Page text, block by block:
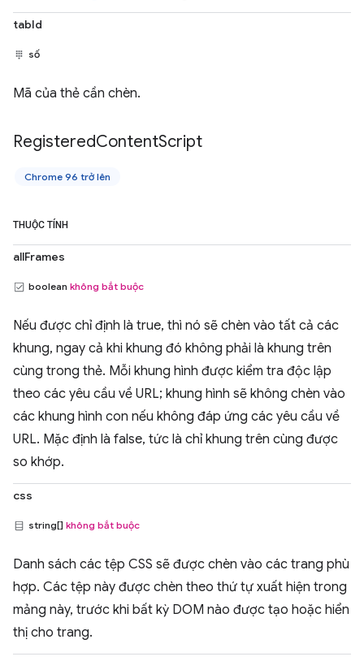
tabId
số
Mã của thẻ cần chèn.
RegisteredContentScript
Chrome 96 trở lên
THUỘC TÍNH
allFrames
boolean không bắt buộc
Nếu được chỉ định là true, thì nó sẽ chèn vào tất cả các
khung, ngay cả khi khung đó không phải là khung trên
cùng trong thẻ. Mỗi khung hình được kiểm tra độc lập
theo các yêu cầu về URL; khung hình sẽ không chèn vào
các khung hình con nếu không đáp ứng các yêu cầu về
URL. Mặc định là false, tức là chỉ khung trên cùng được
so khớp.
css
string[] không bắt buộc
Danh sách các tệp CSS sẽ được chèn vào các trang phù
hợp. Các tệp này được chèn theo thứ tự xuất hiện trong
mảng này, trước khi bất kỳ DOM nào được tạo hoặc hiển
thị cho trang.